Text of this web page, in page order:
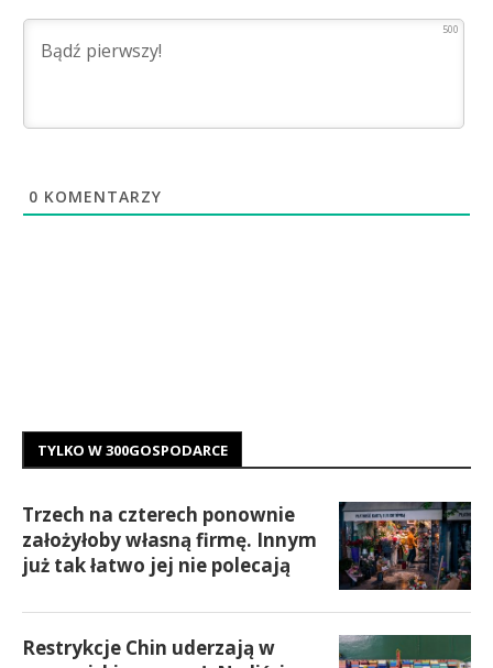
500
0 KOMENTARZY
TYLKO W 300GOSPODARCE
Trzech na czterech ponownie
założyłoby własną firmę. Innym
już tak łatwo jej nie polecają
Restrykcje Chin uderzają w